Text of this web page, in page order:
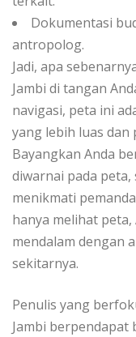
Dokumentasi
antropolog.
Jadi, apa
Jambi di tangan
navigasi, peta ini
yang lebih luas
Bayangkan Anda
diwarnai pada
menikmati
hanya melihat
mendalam dengan
sekitarnya.
Penulis yang
Jambi berpendapat